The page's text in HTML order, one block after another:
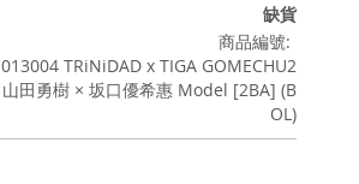
缺貨
商品編號
013004 TRiNiDAD x TIGA GOMECHU2
山田勇樹 × 坂口優希惠 Model [2BA] (B
OL)